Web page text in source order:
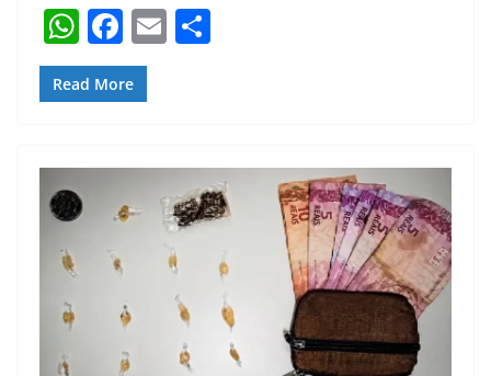
W
h
at
A
p
F
a
c
b
o
o
E
Read More